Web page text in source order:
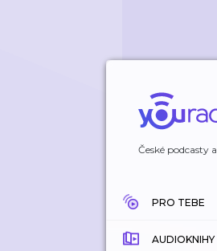
České podcasty
PRO TEBE
AUDIOKNIHY